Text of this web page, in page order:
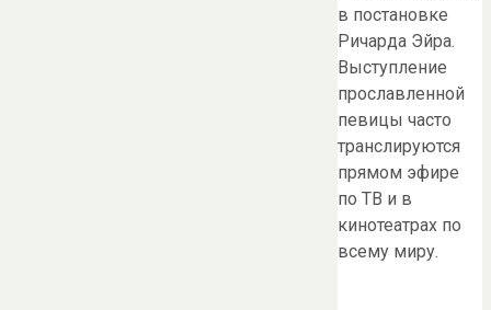
в постановке
Ричарда Эйра.
Выступление
прославленной
певицы часто
транслируются
прямом эфире
по ТВ и в
кинотеатрах по
всему миру.